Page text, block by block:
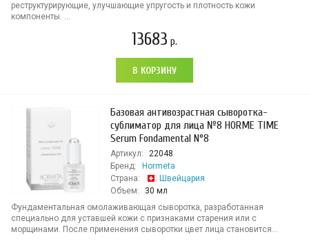
реструктурирующие, улучшающие упругость и плотность кожи
компоненты. ...
13683 р.
В КОРЗИНУ
Базовая антивозрастная сыворотка-
сублиматор для лица №8 HORME TIME
Serum Fondamental N°8
Артикул:
22048
Бренд:
Hormeta
Страна:
Швейцария
Объем:
30 мл
Фундаментальная омолаживающая сыворотка, разработанная
специально для уставшей кожи с признаками старения или с
морщинами. После применения сыворотки цвет лица становится...